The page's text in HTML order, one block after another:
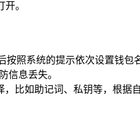
。
照系统的提示依次设置钱
信息丢失。
比如助记词、私钥等，根据